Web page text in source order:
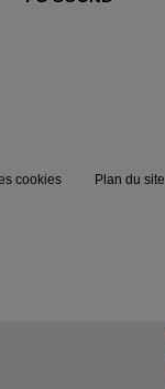
cookies Plan du site